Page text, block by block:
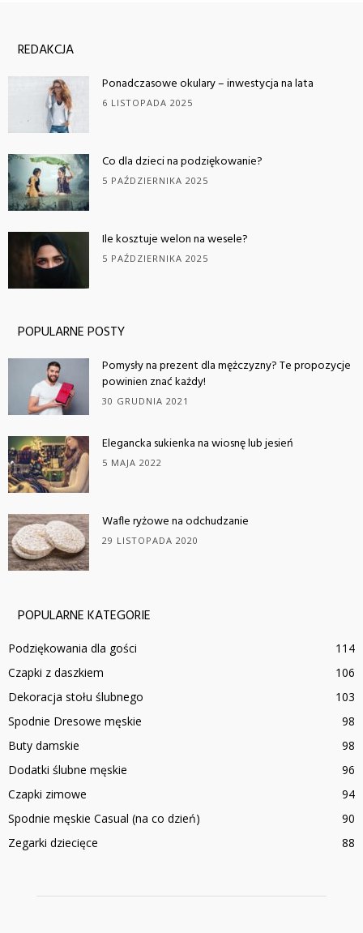
REDAKCJA
Ponadczasowe okulary – inwestycja na lata
6 LISTOPADA 2025
Co dla dzieci na podziękowanie?
5 PAŹDZIERNIKA 2025
Ile kosztuje welon na wesele?
5 PAŹDZIERNIKA 2025
POPULARNE POSTY
Pomysły na prezent dla mężczyzny? Te propozycje
powinien znać każdy!
30 GRUDNIA 2021
Elegancka sukienka na wiosnę lub jesień
5 MAJA 2022
Wafle ryżowe na odchudzanie
29 LISTOPADA 2020
POPULARNE KATEGORIE
Podziękowania dla gości
114
Czapki z daszkiem
106
Dekoracja stołu ślubnego
103
Spodnie Dresowe męskie
98
Buty damskie
98
Dodatki ślubne męskie
96
Czapki zimowe
94
Spodnie męskie Casual (na co dzień)
90
Zegarki dziecięce
88